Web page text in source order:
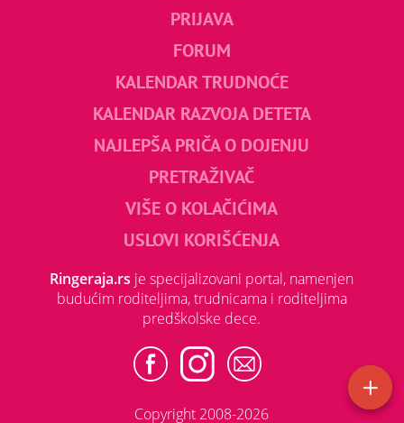
PRIJAVA
FORUM
KALENDAR TRUDNOĆE
KALENDAR RAZVOJA DETETA
NAJLEPŠA PRIČA O DOJENJU
PRETRAŽIVAČ
VIŠE O KOLAČIĆIMA
USLOVI KORIŠĆENJA
Ringeraja.rs je specijalizovani portal, namenjen
budućim roditeljima, trudnicama i roditeljima
predškolske dece.
Copyright 2008-2026